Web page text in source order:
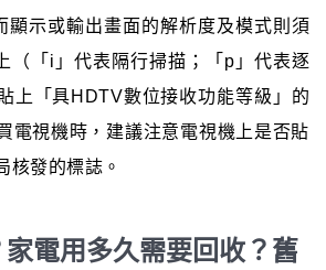
顯示或輸出畫面的解析度及模式則須
（「i」代表隔行掃描；「p」代表逐
上「具HDTV數位接收功能等級」的
電視機時，建議注意電視機上是否貼
核發的標誌。
電用多久需要回收？舊